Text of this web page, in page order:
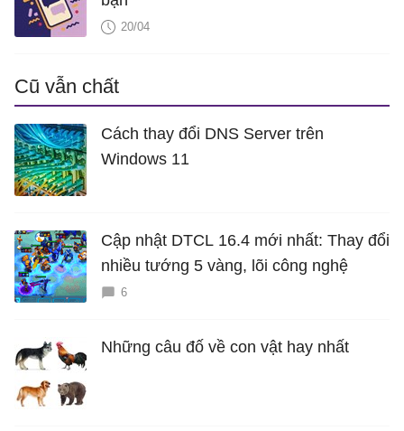
20/04
Cũ vẫn chất
Cách thay đổi DNS Server trên
Windows 11
Cập nhật DTCL 16.4 mới nhất: Thay đổi
nhiều tướng 5 vàng, lõi công nghệ
6
Những câu đố về con vật hay nhất